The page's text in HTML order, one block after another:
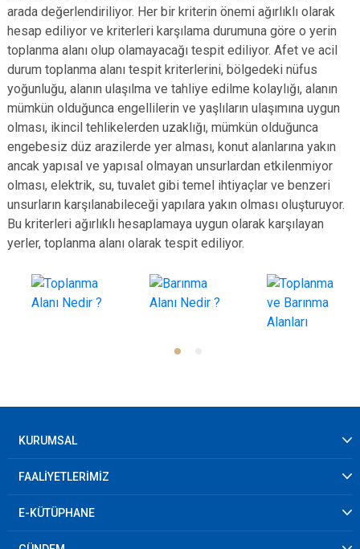
arada değerlendiriliyor. Her bir kriterin önemi ağırlıklı olarak
hesap ediliyor ve kriterleri karşılama durumuna göre o yerin
toplanma alanı olup olamayacağı tespit ediliyor. Afet ve acil
durum toplanma alanı tespit kriterlerini, bölgedeki nüfus
yoğunluğu, alanın ulaşılma ve tahliye edilme kolaylığı, alanın
mümkün olduğunca engellilerin ve yaşlıların ulaşımına uygun
olması, ikincil tehlikelerden uzaklığı, mümkün olduğunca
engebesiz düz arazilerde yer alması, konut alanlarına yakın
ancak yapısal ve yapısal olmayan unsurlardan etkilenmiyor
olması, elektrik, su, tuvalet gibi temel ihtiyaçlar ve benzeri
unsurların karşılanabileceği yapılara yakın olması oluşturuyor.
Bu kriterleri ağırlıklı hesaplamaya uygun olarak karşılayan
yerler, toplanma alanı olarak tespit ediliyor.
KURUMSAL
FAALİYETLERİMİZ
E-KÜTÜPHANE